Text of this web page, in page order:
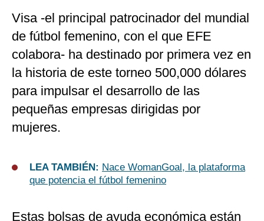
Visa -el principal patrocinador del mundial
de fútbol femenino, con el que EFE
colabora- ha destinado por primera vez en
la historia de este torneo 500,000 dólares
para impulsar el desarrollo de las
pequeñas empresas dirigidas por
mujeres.
LEA TAMBIÉN: Nace WomanGoal, la plataforma
que potencia el fútbol femenino
Estas bolsas de ayuda económica están